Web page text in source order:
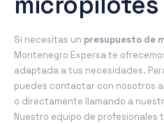
Si necesitas un presupuesto de
Montenegro Expersa te
adaptada a tus necesidades.
puedes contactar con nosotros
o directamente llamando a
Nuestro equipo de profesionales